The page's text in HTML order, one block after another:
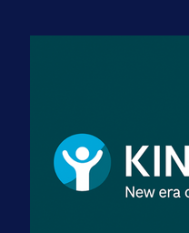
transfer!?
3 sedmica 3 dan
A Selekcija